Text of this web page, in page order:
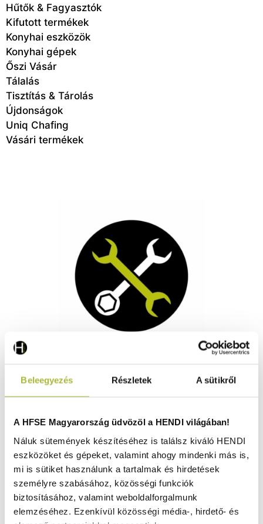
Beleegyezés Részletek A sütikről
A HFSE Magyarország üdvözöl a HENDI világában!
Náluk sütemények készítéséhez is találsz kiváló HENDI
eszközöket és gépeket, valamint ahogy mindenki más is,
mi is sütiket használunk a tartalmak és hirdetések
személyre szabásához, közösségi funkciók
biztosításához, valamint weboldalforgalmunk
elemzéséhez. Ezenkívül közösségi média-, hirdető- és
Hűtők & Fagyasztók
Kifutott termékek
Konyhai eszközök
Konyhai gépek
Őszi Vásár
Tálalás
Tisztítás & Tárolás
Újdonságok
Uniq Chafing
Vásári termékek
10.940Ft
(8.614Ft+ ÁFA)
KOSÁRBA